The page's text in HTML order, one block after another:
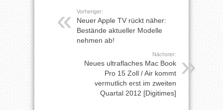
Vorheriger:
Neuer Apple TV rückt näher:
Bestände aktueller Modelle
nehmen ab!
Nächster:
Neues ultraflaches Mac Book
Pro 15 Zoll / Air kommt
vermutlich erst im zweiten
Quartal 2012 [Digitimes]